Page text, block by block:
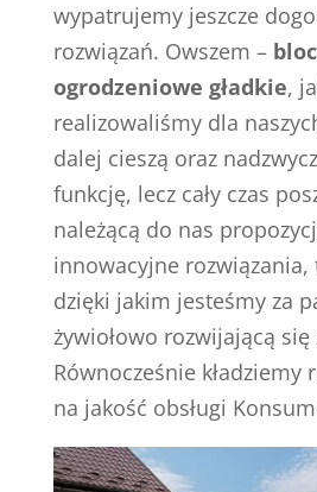
wypatrujemy jeszcze
rozwiązań. Owszem –
ogrodzeniowe gładkie,
realizowaliśmy dla
dalej cieszą oraz
funkcję, lecz cały czas
należącą do nas
innowacyjne rozwiązania,
dzięki jakim jesteśmy za
żywiołowo rozwijającą się
Równocześnie kładziemy
na jakość obsługi